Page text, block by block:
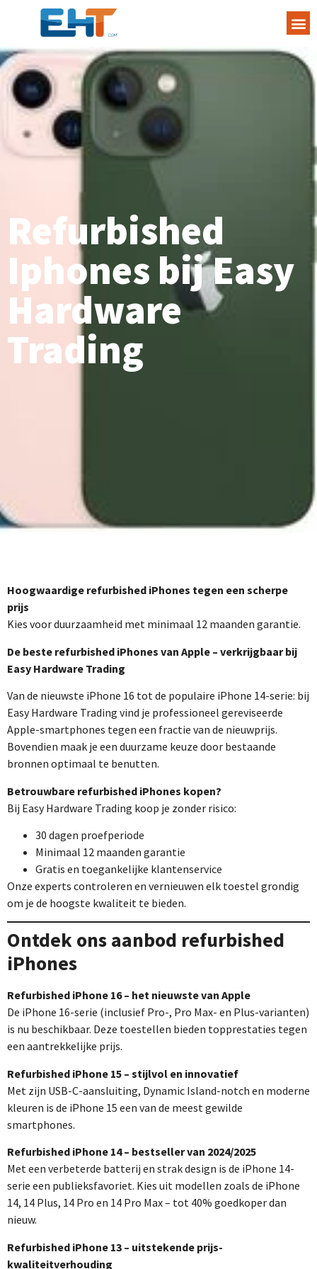
Refurbished
Iphones bij Easy
Hardware
Trading
Hoogwaardige refurbished iPhones tegen een scherpe
prijs
Kies voor duurzaamheid met minimaal 12 maanden garantie.
De beste refurbished iPhones van Apple – verkrijgbaar bij
Easy Hardware Trading
Van de nieuwste iPhone 16 tot de populaire iPhone 14-serie: bij
Easy Hardware Trading vind je professioneel gereviseerde
Apple-smartphones tegen een fractie van de nieuwprijs.
Bovendien maak je een duurzame keuze door bestaande
bronnen optimaal te benutten.
Betrouwbare refurbished iPhones kopen?
Bij Easy Hardware Trading koop je zonder risico:
30 dagen proefperiode
Minimaal 12 maanden garantie
Gratis en toegankelijke klantenservice
Onze experts controleren en vernieuwen elk toestel grondig
om je de hoogste kwaliteit te bieden.
Ontdek ons aanbod refurbished
iPhones
Refurbished iPhone 16 – het nieuwste van Apple
De iPhone 16-serie (inclusief Pro-, Pro Max- en Plus-varianten)
is nu beschikbaar. Deze toestellen bieden topprestaties tegen
een aantrekkelijke prijs.
Refurbished iPhone 15 – stijlvol en innovatief
Met zijn USB-C-aansluiting, Dynamic Island-notch en moderne
kleuren is de iPhone 15 een van de meest gewilde
smartphones.
Refurbished iPhone 14 – bestseller van 2024/2025
Met een verbeterde batterij en strak design is de iPhone 14-
serie een publieksfavoriet. Kies uit modellen zoals de iPhone
14, 14 Plus, 14 Pro en 14 Pro Max – tot 40% goedkoper dan
nieuw.
Refurbished iPhone 13 – uitstekende prijs-
kwaliteitverhouding